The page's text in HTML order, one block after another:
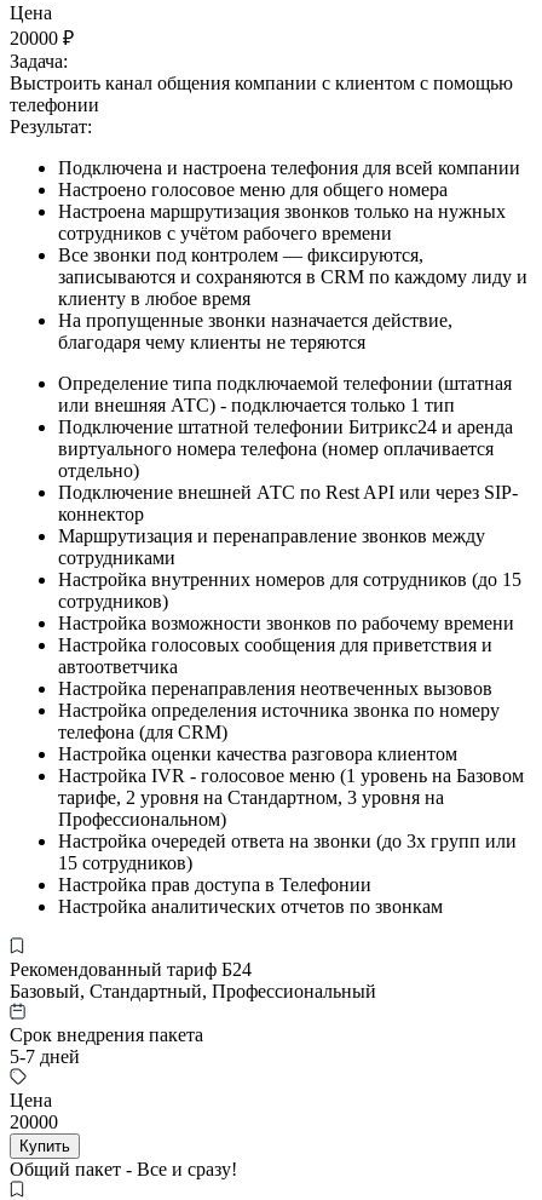
Цена
20000 ₽
Задача:
Выстроить канал общения компании с клиентом с помощью
телефонии
Результат:
Подключена и настроена телефония для всей компании
Настроено голосовое меню для общего номера
Настроена маршрутизация звонков только на нужных
сотрудников с учётом рабочего времени
Все звонки под контролем — фиксируются,
записываются и сохраняются в CRM по каждому лиду и
клиенту в любое время
На пропущенные звонки назначается действие,
благодаря чему клиенты не теряются
Определение типа подключаемой телефонии (штатная
или внешняя АТС) - подключается только 1 тип
Подключение штатной телефонии Битрикс24 и аренда
виртуального номера телефона (номер оплачивается
отдельно)
Подключение внешней АТС по Rest API или через SIP-
коннектор
Маршрутизация и перенаправление звонков между
сотрудниками
Настройка внутренних номеров для сотрудников (до 15
сотрудников)
Настройка возможности звонков по рабочему времени
Настройка голосовых сообщения для приветствия и
автоответчика
Настройка перенаправления неотвеченных вызовов
Настройка определения источника звонка по номеру
телефона (для CRM)
Настройка оценки качества разговора клиентом
Настройка IVR - голосовое меню (1 уровень на Базовом
тарифе, 2 уровня на Стандартном, 3 уровня на
Профессиональном)
Настройка очередей ответа на звонки (до 3х групп или
15 сотрудников)
Настройка прав доступа в Телефонии
Настройка аналитических отчетов по звонкам
Рекомендованный тариф Б24
Базовый, Стандартный, Профессиональный
Срок внедрения пакета
5-7 дней
Цена
20000
Купить
Общий пакет - Все и сразу!